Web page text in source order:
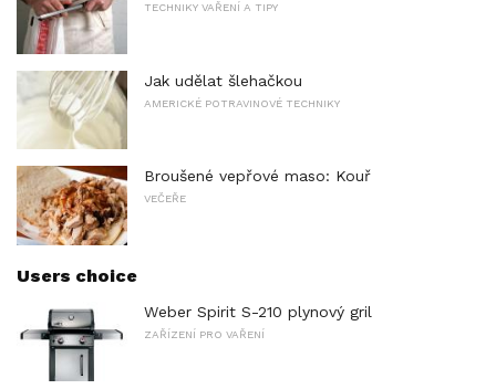
TECHNIKY VAŘENÍ A TIPY
Jak udělat šlehačkou
AMERICKÉ POTRAVINOVÉ TECHNIKY
Broušené vepřové maso: Kouř
VEČEŘE
Users choice
Weber Spirit S-210 plynový gril
ZAŘÍZENÍ PRO VAŘENÍ